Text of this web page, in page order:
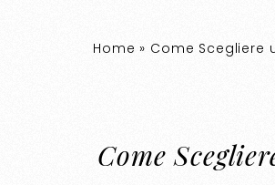
Home » Come Scegliere
Come